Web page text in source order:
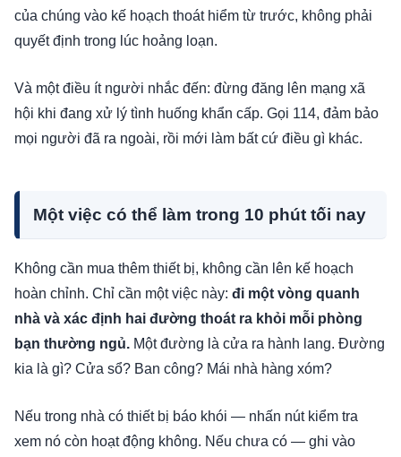
của chúng vào kế hoạch thoát hiểm từ trước, không phải
quyết định trong lúc hoảng loạn.
Và một điều ít người nhắc đến: đừng đăng lên mạng xã
hội khi đang xử lý tình huống khẩn cấp. Gọi 114, đảm bảo
mọi người đã ra ngoài, rồi mới làm bất cứ điều gì khác.
Một việc có thể làm trong 10 phút tối nay
Không cần mua thêm thiết bị, không cần lên kế hoạch
hoàn chỉnh. Chỉ cần một việc này: đi một vòng quanh
nhà và xác định hai đường thoát ra khỏi mỗi phòng
bạn thường ngủ. Một đường là cửa ra hành lang. Đường
kia là gì? Cửa sổ? Ban công? Mái nhà hàng xóm?
Nếu trong nhà có thiết bị báo khói — nhấn nút kiểm tra
xem nó còn hoạt động không. Nếu chưa có — ghi vào